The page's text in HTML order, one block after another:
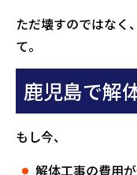
ただ壊すのではなく
て。
鹿児島で解
もし今、
解体工事の費用